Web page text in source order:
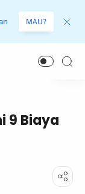
MAU?
9 Biaya